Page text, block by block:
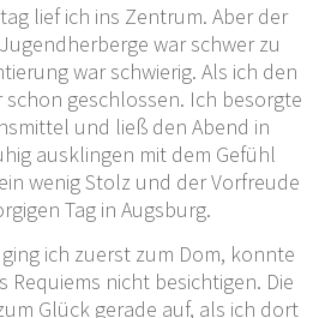
lief ich ins Zentrum. Aber der
war schwer zu
war schwierig. Als ich den
schon geschlossen. Ich besorgte
und ließ den Abend in
ausklingen mit dem Gefühl
wenig Stolz und der Vorfreude
Tag in Augsburg.
ich zuerst zum Dom, konnte
Requiems nicht besichtigen. Die
Glück gerade auf, als ich dort